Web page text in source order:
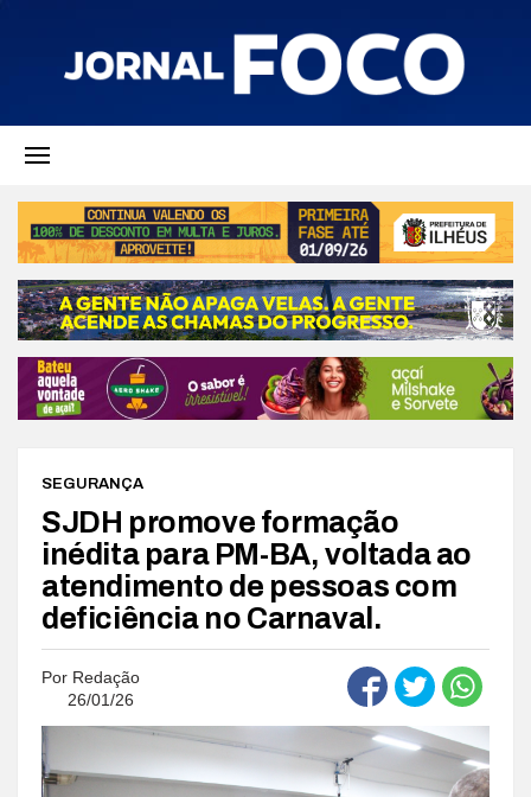
SEGURANÇA
SJDH promove formação
inédita para PM-BA, voltada ao
atendimento de pessoas com
deficiência no Carnaval.
Por Redação
26/01/26